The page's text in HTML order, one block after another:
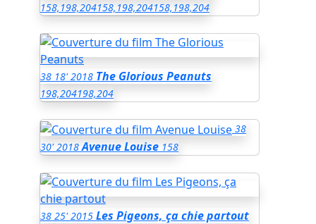
158,198,204158,198,204158,198,204
38 18' 2018 The Glorious Peanuts
198,204198,204
38
30' 2018 Avenue Louise 158
38 25' 2015 Les Pigeons, ça chie partout